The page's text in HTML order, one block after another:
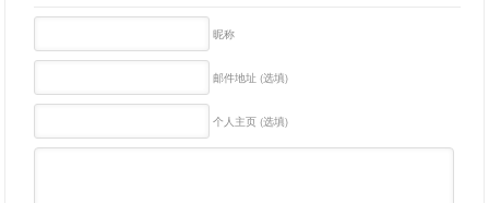
昵称
邮件地址 (选填)
个人主页 (选填)